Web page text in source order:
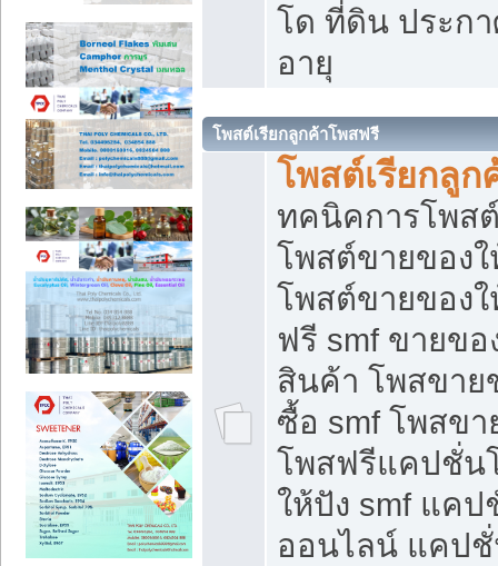
โด ที่ดิน ประก
อายุ
โพสต์เรียกลูกค้าโพสฟรี
โพสต์เรียกลูก
ทคนิคการโพส
โพสต์ขายของ
โพสต์ขายของ
ฟรี smf ขายข
สินค้า โพสขาย
ซื้อ smf โพสข
โพสฟรีแคปชั่น
ให้ปัง smf แค
ออนไลน์ แคป